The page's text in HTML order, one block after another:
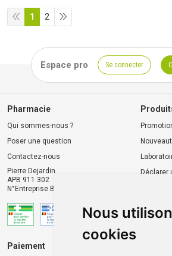
Nous
cookies
1 2
Espace pro Se connecter
Pharmacie
Qui sommes-nous ?
Poser une question
Contactez-nous
Pierre Dejardin
APB 911 302
N°Entreprise BE0446.901.764
Déclarer
Paiement